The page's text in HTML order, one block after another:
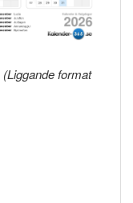
(Liggande format